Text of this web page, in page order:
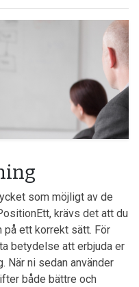
som möjligt av de
krävs det att du
på ett korrekt sätt. För
betydelse att erbjuda er
När ni sedan använder
både bättre och